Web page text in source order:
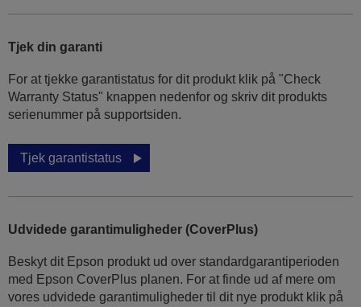
Tjek din garanti
For at tjekke garantistatus for dit produkt klik på "Check
Warranty Status" knappen nedenfor og skriv dit produkts
serienummer på supportsiden.
Tjek garantistatus
Udvidede garantimuligheder (CoverPlus)
Beskyt dit Epson produkt ud over standardgarantiperioden
med Epson CoverPlus planen. For at finde ud af mere om
vores udvidede garantimuligheder til dit nye produkt klik på